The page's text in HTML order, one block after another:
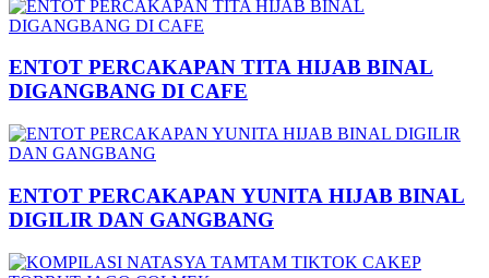
ENTOT PERCAKAPAN TITA HIJAB BINAL
DIGANGBANG DI CAFE
ENTOT PERCAKAPAN YUNITA HIJAB BINAL
DIGILIR DAN GANGBANG